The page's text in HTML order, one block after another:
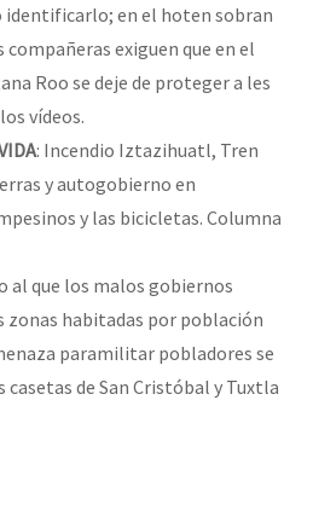
identificarlo; en el hoten sobran
compañeras exiguen que en el
Roo se deje de proteger a les
vídeos.
: Incendio Iztazihuatl, Tren
y autogobierno en
y las bicicletas. Columna
al que los malos gobiernos
zonas habitadas por población
paramilitar pobladores se
de San Cristóbal y Tuxtla